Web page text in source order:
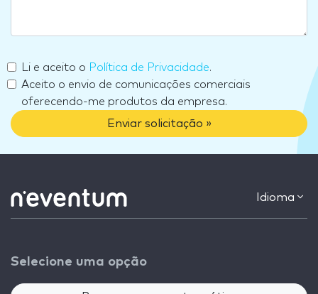
Li e aceito o Política de Privacidade.
Aceito o envio de comunicações comerciais
oferecendo-me produtos da empresa.
Enviar solicitação »
Idioma
Selecione uma opção